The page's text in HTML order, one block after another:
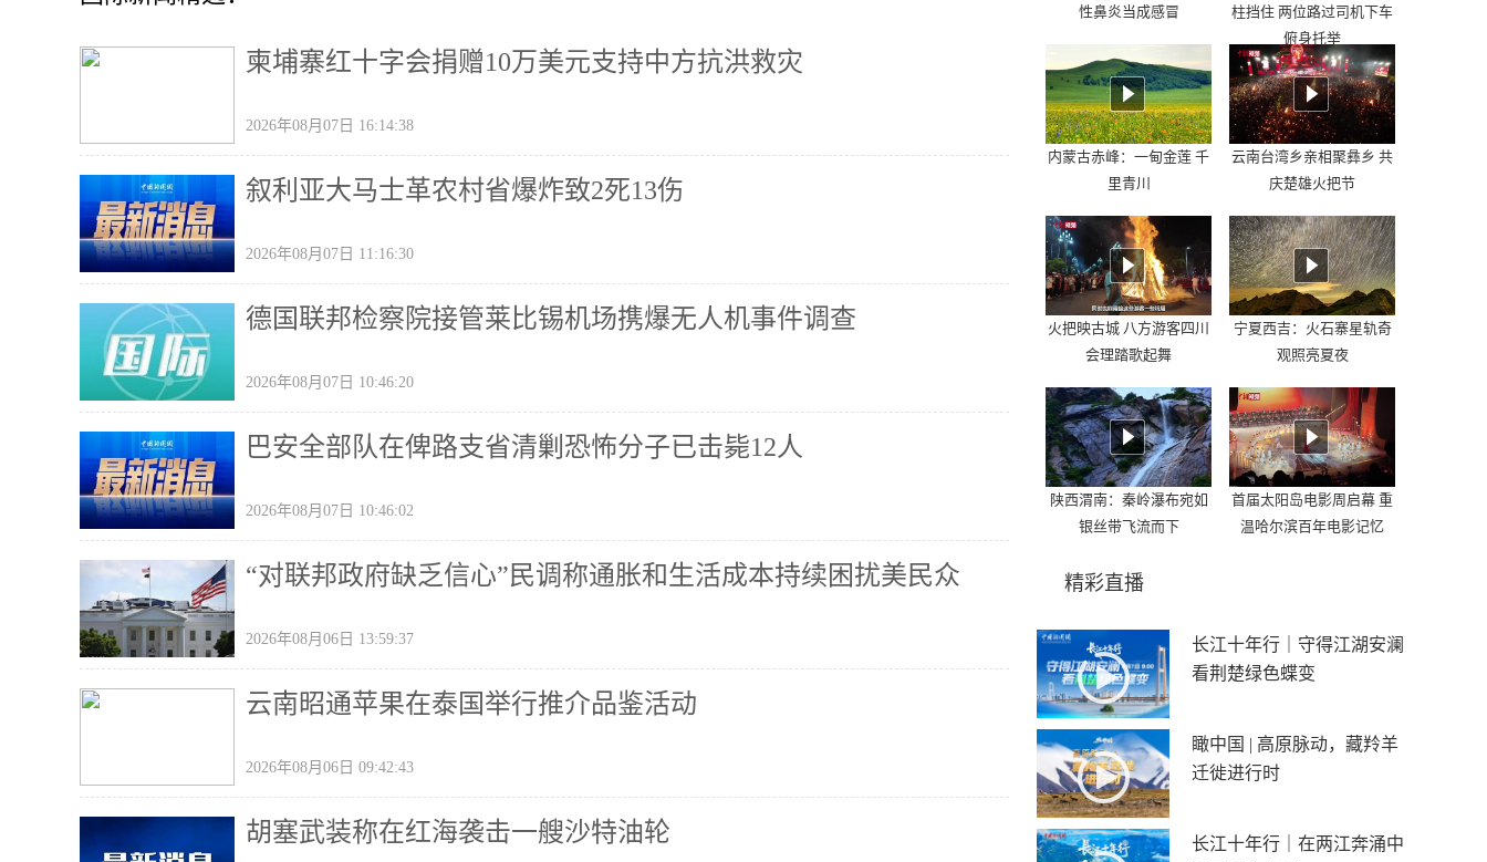
柬埔寨红十字会捐赠10万美元支持中方抗洪救灾
2026年08月07日 16:14:38
叙利亚大马士革农村省爆炸致2死13伤
2026年08月07日 11:16:30
德国联邦检察院接管莱比锡机场携爆无人机事件调查
2026年08月07日 10:46:20
巴安全部队在俾路支省清剿恐怖分子已击毙12人
2026年08月07日 10:46:02
“对联邦政府缺乏信心”民调称通胀和生活成本持续困扰美民众
2026年08月06日 13:59:37
云南昭通苹果在泰国举行推介品鉴活动
2026年08月06日 09:42:43
胡塞武装称在红海袭击一艘沙特油轮
性鼻炎当成感冒
柱挡住 两位路过司机下车
俯身托举
内蒙古赤峰：一甸金莲 千
里青川
云南台湾乡亲相聚彝乡 共
庆楚雄火把节
火把映古城 八方游客四川
会理踏歌起舞
宁夏西吉：火石寨星轨奇
观照亮夏夜
陕西渭南：秦岭瀑布宛如
银丝带飞流而下
首届太阳岛电影周启幕 重
温哈尔滨百年电影记忆
精彩直播
长江十年行｜守得江湖安澜
看荆楚绿色蝶变
瞰中国 | 高原脉动，藏羚羊
迁徙进行时
长江十年行｜在两江奔涌中